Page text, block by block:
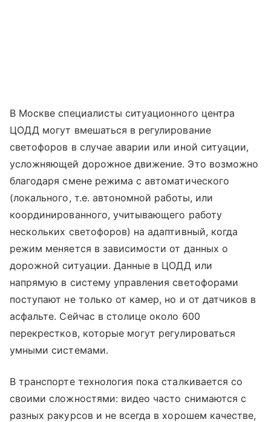
В Москве специалисты ситуационного центра
ЦОДД могут вмешаться в регулирование
светофоров в случае аварии или иной ситуации,
усложняющей дорожное движение. Это возможно
благодаря смене режима с автоматического
(локального, т.е. автономной работы, или
координированного, учитывающего работу
нескольких светофоров) на адаптивный, когда
режим меняется в зависимости от данных о
дорожной ситуации. Данные в ЦОДД или
напрямую в систему управления светофорами
поступают не только от камер, но и от датчиков в
асфальте. Сейчас в столице около 600
перекрестков, которые могут регулироваться
умными системами.
В транспорте технология пока сталкивается со
своими сложностями: видео часто снимаются с
разных ракурсов и не всегда в хорошем качестве,